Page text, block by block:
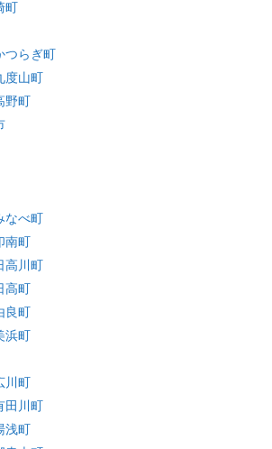
らぎ町
山町
町
べ町
町
川町
町
町
町
町
川町
町